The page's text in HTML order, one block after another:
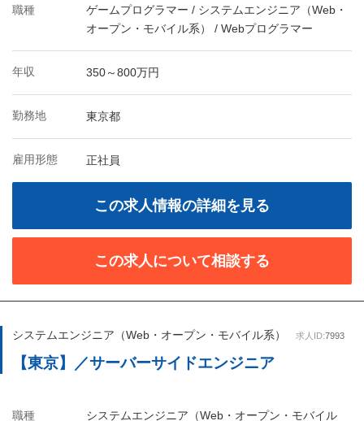
職種
ゲームプログラマー / システムエンジニア（Web・
オープン・モバイル系） / Webプログラマー
年収 350～800万円
勤務地 東京都
雇用形態 正社員
この求人情報の詳細を見る
この求人について相談する
システムエンジニア（Web・オープン・モバイル系） 求人ID:7993
【東京】／サーバーサイドエンジニア
職種 システムエンジニア（Web・オープン・モバイル